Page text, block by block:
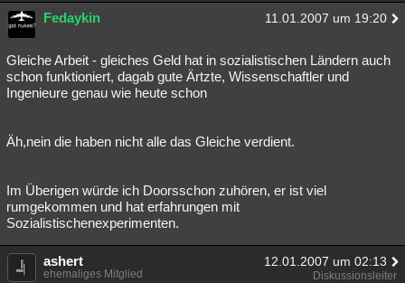
Fedaykin 11.01.2007 um 19:20
Gleiche Arbeit - gleiches Geld hat in sozialistischen Ländern auch
schon funktioniert, dagab gute Ärtzte, Wissenschaftler und
Ingenieure genau wie heute schon
Äh,nein die haben nicht alle das Gleiche verdient.
Im Überigen würde ich Doorsschon zuhören, er ist viel
rumgekommen und hat erfahrungen mit
Sozialistischenexperimenten.
ashert 12.01.2007 um 02:13
ehemaliges Mitglied Diskussionsleiter